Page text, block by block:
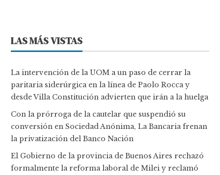
LAS MÁS VISTAS
La intervención de la UOM a un paso de cerrar la
paritaria siderúrgica en la línea de Paolo Rocca y
desde Villa Constitución advierten que irán a la huelga
Con la prórroga de la cautelar que suspendió su
conversión en Sociedad Anónima, La Bancaria frenan
la privatización del Banco Nación
El Gobierno de la provincia de Buenos Aires rechazó
formalmente la reforma laboral de Milei y reclamó